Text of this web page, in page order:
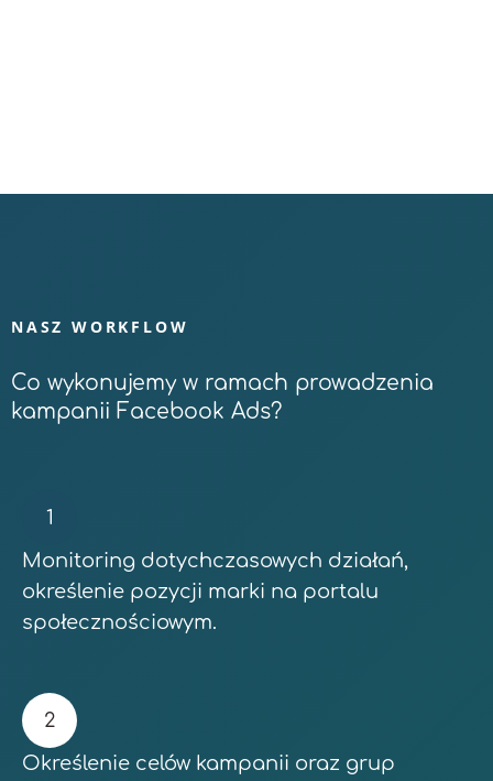
NASZ WORKFLOW
Co wykonujemy w ramach prowadzenia
kampanii Facebook Ads?
Monitoring dotychczasowych działań,
określenie pozycji marki na portalu
społecznościowym.
Określenie celów kampanii oraz grup